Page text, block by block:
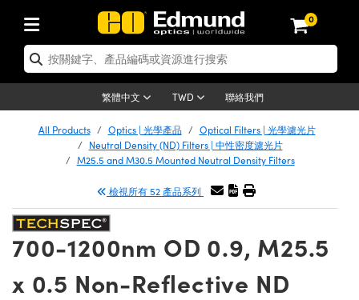
0
繁體中文 TWD 聯絡我們
| 光學產品
| 反射鏡
Diffusers | 窗鏡或擴散片
| 偏振光學元件
Optics | 雷射光學
| 雷射透鏡
| 雷射光窗鏡
| 超快光學
| 光機組件
System | 光學籠式系統
Mounts | 台式光學安裝座
and Breadboards | 光學平臺和
| 電動平臺
| 顯微鏡
| Mitutoyo 物鏡
| Olympus 物鏡
| Nikon 物鏡
| ZEISS 物鏡
| 雷射
and Electronics | 雷射量
| 雷射防護
| 雷射用光機模組
Lenses | 成像鏡頭
Lenses | 定焦鏡頭
| 遠心鏡頭
(S-Mount Lenses) | M12 鏡頭 (S 接
Magnification Lenses
Objectives | 顯微鏡物鏡
| 相機
Cameras | Gigabit乙太網相
Cameras | Teledyne Dalsa 相
and Illumination | 照明
Lighting | 機器視覺光源
|顯微鏡照明
Lighting | 寬譜光源
| 其他光源
Targets | 測試板
Targets | 解析度測試板
Targets | 畸變測試版
& Stage Micrometers | 圖像分
Level Test Targets | 色卡測試板
| USAF 測試版
and Detection | 測試與監測
| 光學度量
Solutions | 機器視覺方案
測器
and Production | 實驗室和生產
| 清潔用品
Handling Tools | 零件夾持用品
| 光學膠
Products | Acktar 黑色吸光
用選購
Imaging
By Brand
Products | 新品專區
Lenses
| 清倉品
| 清倉光學產品
| 清倉光機組件
| 清倉顯微鏡
Products | 重新認證產品
| 重新認證光學產品
| 重新認證光機組
| 重新認證雷射
| 重新認證顯微鏡
All Products Optics | 光學產品
Optical Filters | 光學濾光片
Neutral Density (ND) Filters | 中性密度濾光片
M25.5 and M30.5 Mounted Neutral Density Filters
檢視所有 52 產品系列
700-1200nm OD 0.9, M25.5
x 0.5 Non-Reflective ND